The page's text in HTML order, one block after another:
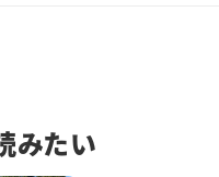
みたい